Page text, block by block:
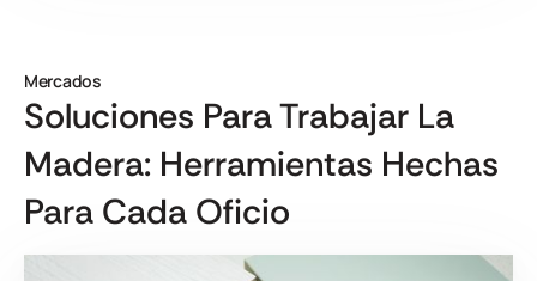
Mercados
Soluciones Para Trabajar La
Madera: Herramientas Hechas
Para Cada Oficio